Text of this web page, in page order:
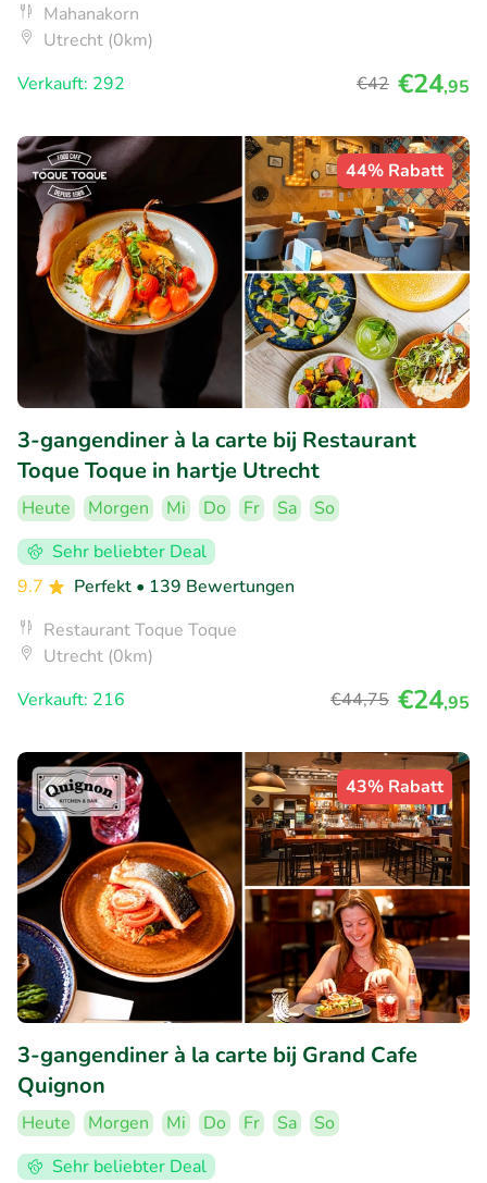
Mahanakorn
Utrecht (0km)
Verkauft: 292
€42 €24,95
44% Rabatt
3-gangendiner à la carte bij Restaurant
Toque Toque in hartje Utrecht
Heute Morgen Mi Do Fr Sa
So
Sehr beliebter Deal
9.7
Perfekt • 139 Bewertungen
Restaurant Toque Toque
Utrecht (0km)
Verkauft: 216
€44,75 €24,95
43% Rabatt
3-gangendiner à la carte bij Grand Cafe
Quignon
Heute Morgen Mi Do Fr Sa
So
Sehr beliebter Deal